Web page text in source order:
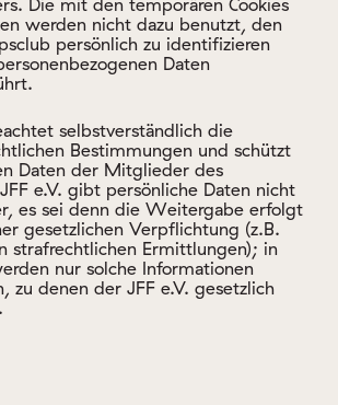
selbstverständlich die
Bestimmungen und schützt
Daten der Mitglieder des
e.V. gibt persönliche Daten nicht
sei denn die Weitergabe erfolgt
gesetzlichen Verpflichtung (z.B.
Ermittlungen); in
nur solche Informationen
denen der JFF e.V. gesetzlich